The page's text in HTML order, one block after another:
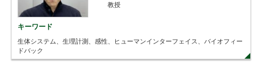
教授
キーワード
生体システム、生理計測、感性、ヒューマンインターフェイス、バイオフィー
ドバック